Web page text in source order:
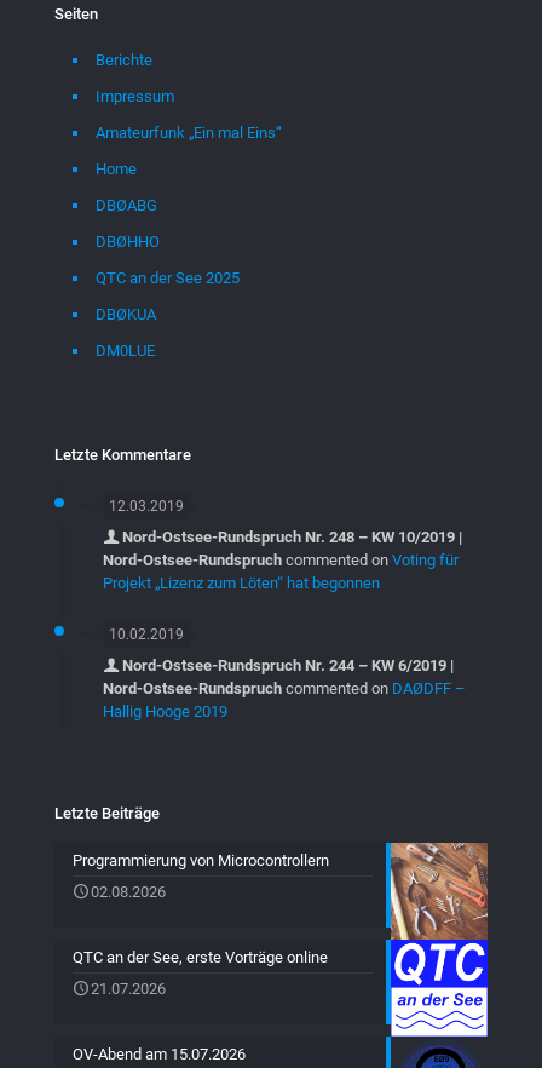
Seiten
Berichte
Impressum
Amateurfunk „Ein mal Eins“
Home
DBØABG
DBØHHO
QTC an der See 2025
DBØKUA
DM0LUE
Letzte Kommentare
12.03.2019
Nord-Ostsee-Rundspruch Nr. 248 – KW 10/2019 |
Nord-Ostsee-Rundspruch commented on Voting für
Projekt „Lizenz zum Löten“ hat begonnen
10.02.2019
Nord-Ostsee-Rundspruch Nr. 244 – KW 6/2019 |
Nord-Ostsee-Rundspruch commented on DAØDFF –
Hallig Hooge 2019
Letzte Beiträge
Programmierung von Microcontrollern
02.08.2026
QTC an der See, erste Vorträge online
21.07.2026
OV-Abend am 15.07.2026